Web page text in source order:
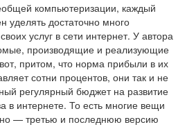
компьютеризации, каждый
уделять достаточно много
услуг в сети интернет. У автора
производящие и реализующие
притом, что норма прибыли в их
сотни процентов, они так и не
регулярный бюджет на развитие
в интернете. То есть многие вещи
— третью и последнюю версию